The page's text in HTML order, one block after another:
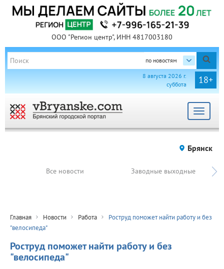
ООО "Регион центр", ИНН 4817003180
по новостям
18+
8 августа 2026 г.
суббота
Toggle
Брянск
Все новости Заводные выходные
Главная Новости Работа
Роструд поможет найти работу и без
"велосипеда"
Роструд поможет найти работу и без
"велосипеда"